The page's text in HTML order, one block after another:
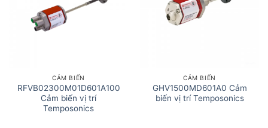
CẢM BIẾN
RFVB02300M01D601A100
Cảm biến vị trí
Temposonics
CẢM BIẾN
GHV1500MD601A0 Cảm
biến vị trí Temposonics